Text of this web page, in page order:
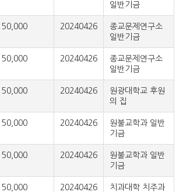
일반기금
50,000 20240426
종교문제연구소
일반기금
50,000 20240426
종교문제연구소
일반기금
50,000 20240426
원광대학교 후원
의 집
50,000 20240426
원불교학과 일반
기금
50,000 20240426
원불교학과 일반
기금
50,000 20240426
치과대학 치주과